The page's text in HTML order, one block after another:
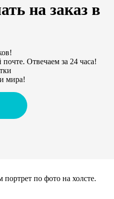
на заказ в
Отвечаем за 24 часа!
мира!
по фото на холсте.